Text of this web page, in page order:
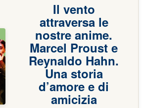
Il vento
attraversa le
nostre anime.
Marcel Proust e
Reynaldo Hahn.
Una storia
d’amore e di
amicizia